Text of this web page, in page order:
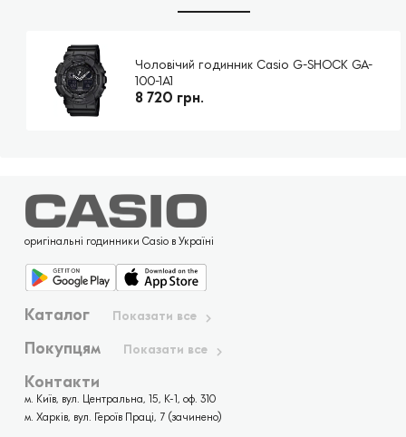
Чоловічий годинник Casio G-SHOCK GA-
100-1A1
8 720 грн.
оригінальні годинники Casio в Україні
Каталог Показати все
Покупцям Показати все
Контакти
м. Київ, вул. Центральна, 15, К-1, оф. 310
м. Харків, вул. Героїв Праці, 7 (зачинено)